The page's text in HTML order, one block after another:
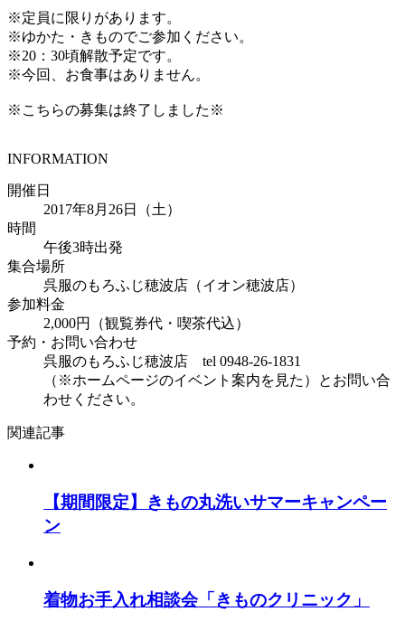
※定員に限りがあります。
※ゆかた・きものでご参加ください。
※20：30頃解散予定です。
※今回、お食事はありません。
※こちらの募集は終了しました※
INFORMATION
開催日
2017年8月26日（土）
時間
午後3時出発
集合場所
呉服のもろふじ穂波店（イオン穂波店）
参加料金
2,000円（観覧券代・喫茶代込）
予約・お問い合わせ
呉服のもろふじ穂波店 tel 0948-26-1831
（※ホームページのイベント案内を見た）とお問い合
わせください。
関連記事
【期間限定】きもの丸洗いサマーキャンペー
ン
着物お手入れ相談会「きものクリニック」